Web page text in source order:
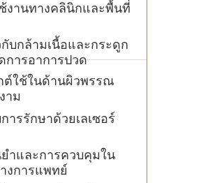
งานทางคลินิกและพื้นที่
กับกล้ามเนื้อและกระดูก
การอาการปวด
ต์ใช้ในด้านผิวพรรณ
าม
ารรักษาด้วยเลเซอร์
ำและการควบคุมใน
งการแพทย์